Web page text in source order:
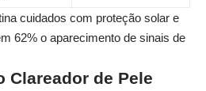
cuidados com proteção solar e
62% o aparecimento de sinais de
Clareador de Pele